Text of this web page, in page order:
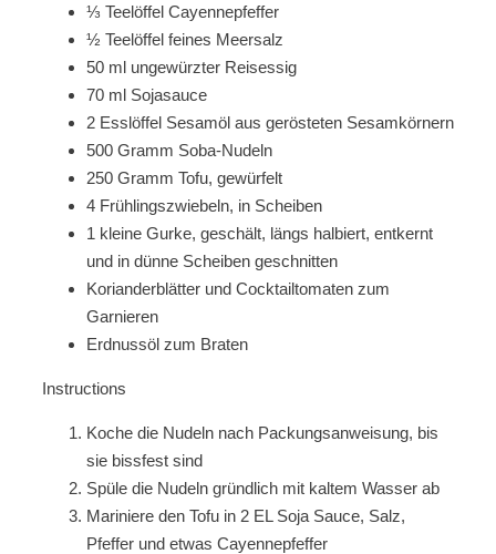
⅓ Teelöffel Cayennepfeffer
½ Teelöffel feines Meersalz
50 ml ungewürzter Reisessig
70 ml Sojasauce
2 Esslöffel Sesamöl aus gerösteten Sesamkörnern
500 Gramm Soba-Nudeln
250 Gramm Tofu, gewürfelt
4 Frühlingszwiebeln, in Scheiben
1 kleine Gurke, geschält, längs halbiert, entkernt
und in dünne Scheiben geschnitten
Korianderblätter und Cocktailtomaten zum
Garnieren
Erdnussöl zum Braten
Instructions
Koche die Nudeln nach Packungsanweisung, bis
sie bissfest sind
Spüle die Nudeln gründlich mit kaltem Wasser ab
Mariniere den Tofu in 2 EL Soja Sauce, Salz,
Pfeffer und etwas Cayennepfeffer